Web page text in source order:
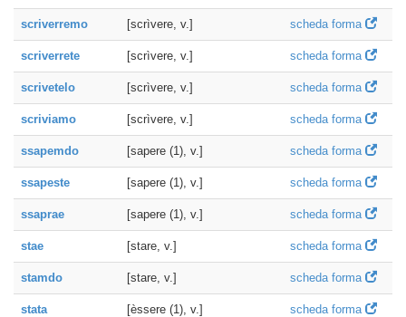
scriverremo [scrìvere, v.] scheda forma
scriverrete [scrìvere, v.] scheda forma
scrivetelo [scrìvere, v.] scheda forma
scriviamo [scrìvere, v.] scheda forma
ssapemdo [sapere (1), v.] scheda forma
ssapeste [sapere (1), v.] scheda forma
ssaprae [sapere (1), v.] scheda forma
stae [stare, v.] scheda forma
stamdo [stare, v.] scheda forma
stata [èssere (1), v.] scheda forma